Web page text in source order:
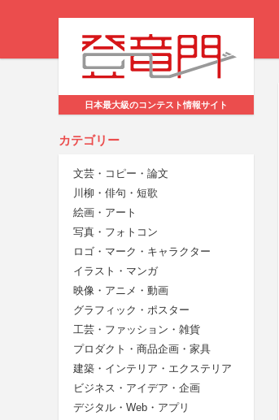
日本最大級のコンテスト情報サイト
カテゴリー
文芸・コピー・論文
川柳・俳句・短歌
絵画・アート
写真・フォトコン
ロゴ・マーク・キャラクター
イラスト・マンガ
映像・アニメ・動画
グラフィック・ポスター
工芸・ファッション・雑貨
プロダクト・商品企画・家具
建築・インテリア・エクステリア
ビジネス・アイデア・企画
デジタル・Web・アプリ